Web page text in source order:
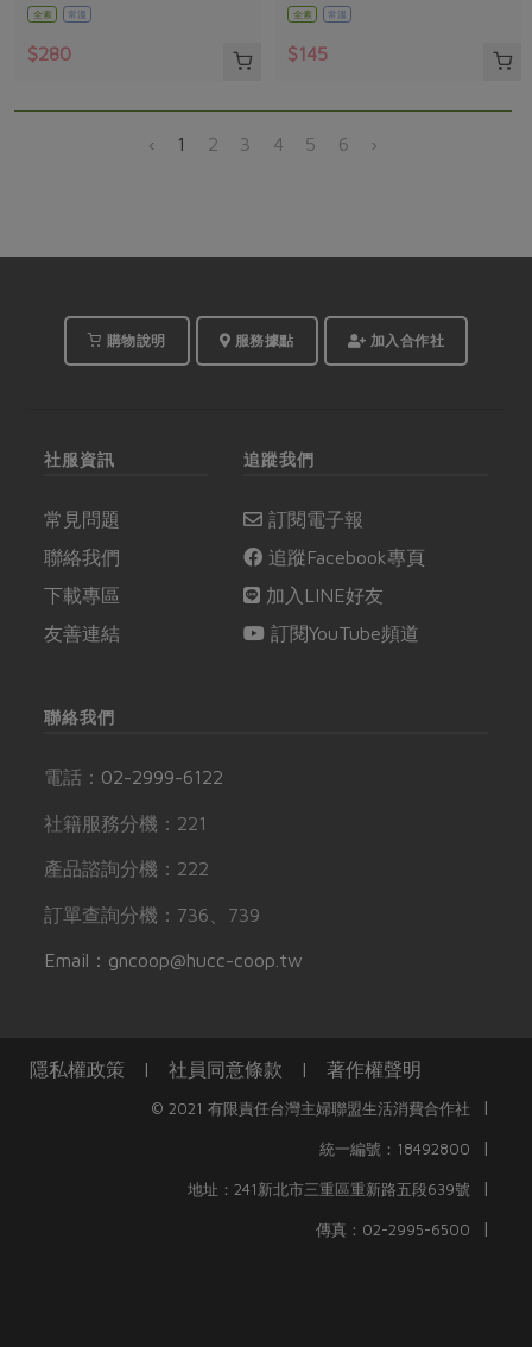
全素 常溫
$280
全素 常溫
$145
‹ 1 2 3 4 5 6 ›
購物說明 服務據點 加入合作社
社服資訊
常見問題
聯絡我們
下載專區
友善連結
追蹤我們
訂閱電子報
追蹤Facebook專頁
加入LINE好友
訂閱YouTube頻道
聯絡我們
電話： 02-2999-6122
社籍服務分機：221
產品諮詢分機：222
訂單查詢分機：736、739
Email：gncoop@hucc-coop.tw
隱私權政策 | 社員同意條款 | 著作權聲明
© 2021 有限責任台灣主婦聯盟生活消費合作社 |
統一編號：18492800 |
地址：241新北市三重區重新路五段639號 |
傳真：02-2995-6500 |